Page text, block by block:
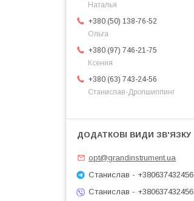
Наталья
+380 (50) 138-76-52
Ольга
+380 (97) 746-21-75
Ксения
+380 (63) 743-24-56
Станислав-Дропшиппинг
opt@grandinstrument.ua
Станислав - +380637432456
Станислав - +380637432456